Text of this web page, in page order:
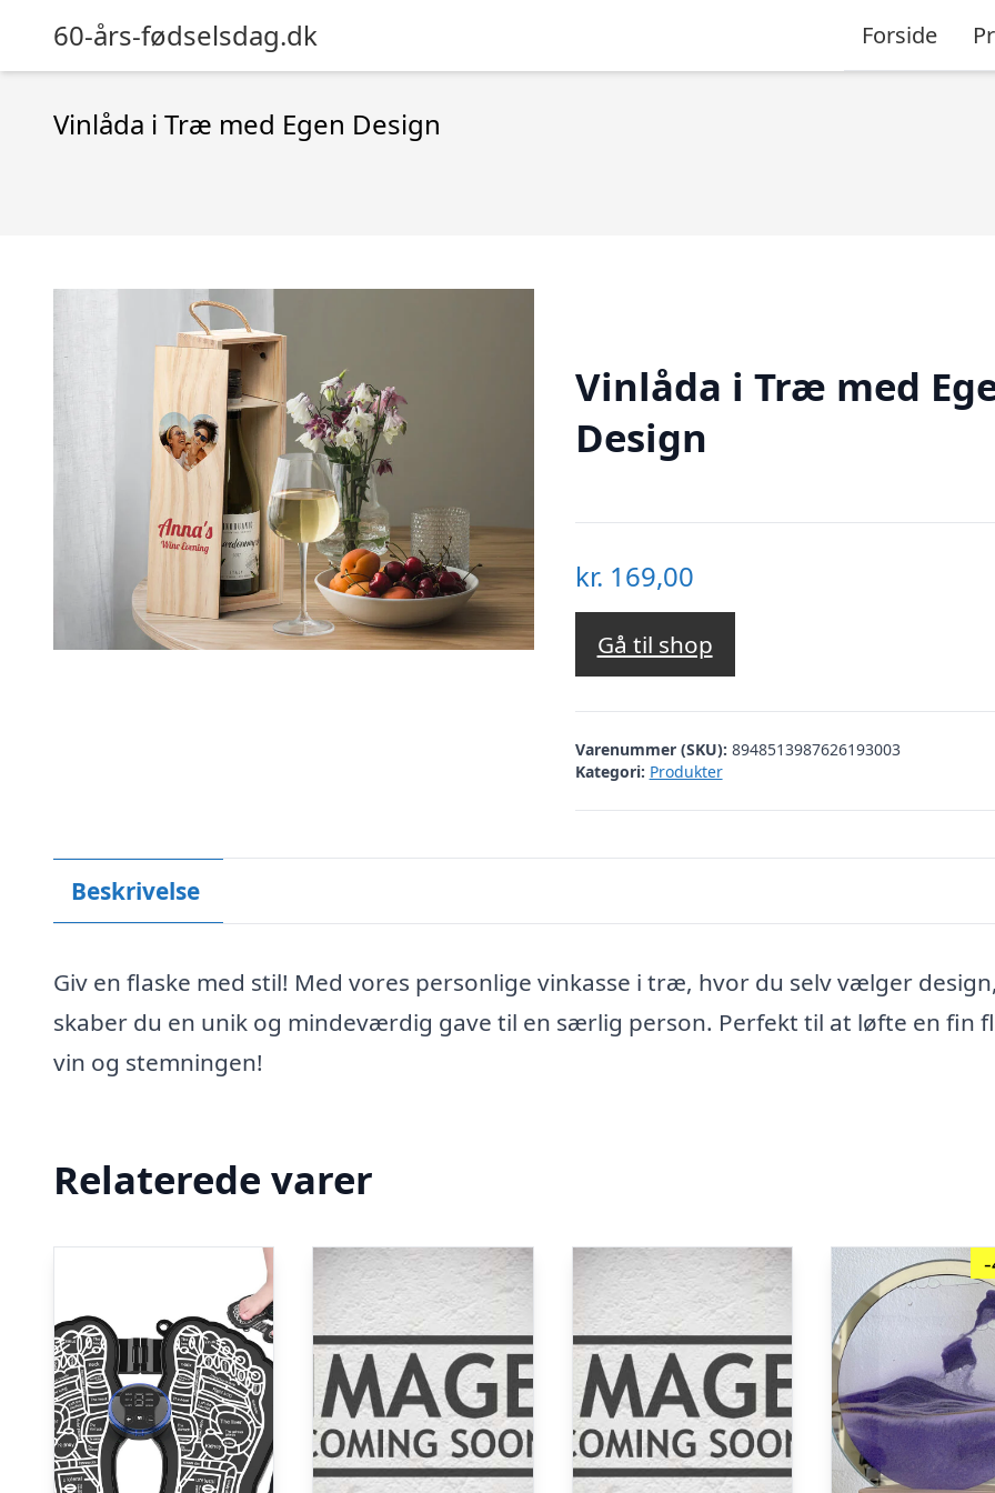
60-års-fødselsdag.dk Forside
Vinlåda i Træ med Egen Design
Vinlåda i Træ med
Design
kr. 169,00
Gå til shop
Varenummer (SKU): 8948513987626193003
Kategori: Produkter
Beskrivelse
Giv en flaske med stil! Med vores personlige vinkasse i træ, hvor du selv vælger
skaber du en unik og mindeværdig gave til en særlig person. Perfekt til at løfte en fin
vin og stemningen!
Relaterede varer